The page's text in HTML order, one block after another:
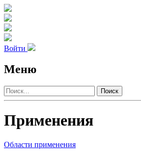
Войти
Меню
Поиск
Применения
Области применения